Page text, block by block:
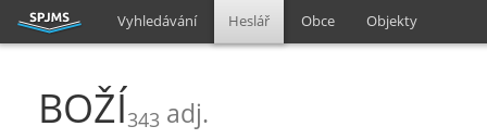
Vyhledávání Heslář Obce Objekty
BOŽÍ343 adj.